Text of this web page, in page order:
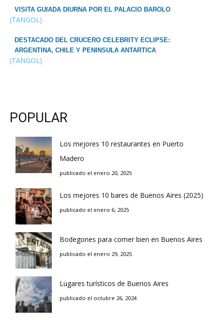
VISITA GUIADA DIURNA POR EL PALACIO BAROLO
(TANGOL)
DESTACADO DEL CRUCERO CELEBRITY ECLIPSE:
ARGENTINA, CHILE Y PENINSULA ANTARTICA
(TANGOL)
POPULAR
Los mejores 10 restaurantes en Puerto
Madero
publicado el enero 20, 2025
Los mejores 10 bares de Buenos Aires (2025)
publicado el enero 6, 2025
Bodegones para comer bien en Buenos Aires
publicado el enero 29, 2025
Lugares turísticos de Buenos Aires
publicado el octubre 26, 2024